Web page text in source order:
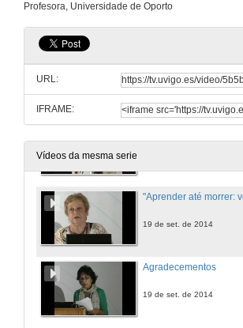
Profesora, Universidade de Oporto
URL:
IFRAME:
Vídeos da mesma serie
19 de set. de 2014
19 de set. de 2014
"Aprender até morrer:
19 de set. de 2014
Agradecementos
19 de set. de 2014